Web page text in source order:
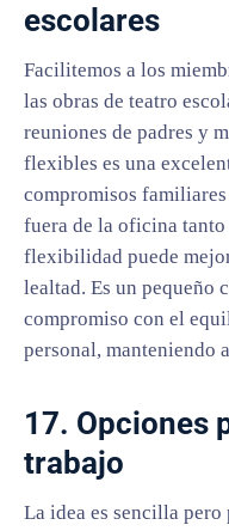
escolares
Facilitemos a los
las obras de teatro
reuniones de padres y
flexibles es una
compromisos
fuera de la oficina
flexibilidad puede
lealtad. Es un pequeño
compromiso con el
personal, manteniendo
17. Opciones
trabajo
La idea es sencilla